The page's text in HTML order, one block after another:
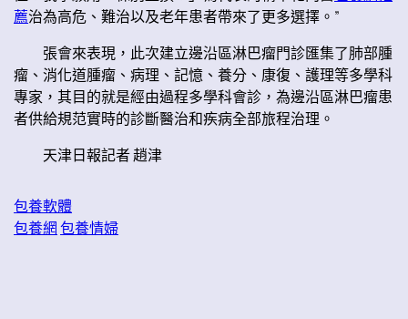
薦治為高危、難治以及老年患者帶來了更多選擇。”
張會來表現，此次建立邊沿區淋巴瘤門診匯集了肺部腫
瘤、消化道腫瘤、病理、記憶、養分、康復、護理等多學科
專家，其目的就是經由過程多學科會診，為邊沿區淋巴瘤患
者供給規范實時的診斷醫治和疾病全部旅程治理。
天津日報記者 趙津
包養軟體
包養網包養情婦